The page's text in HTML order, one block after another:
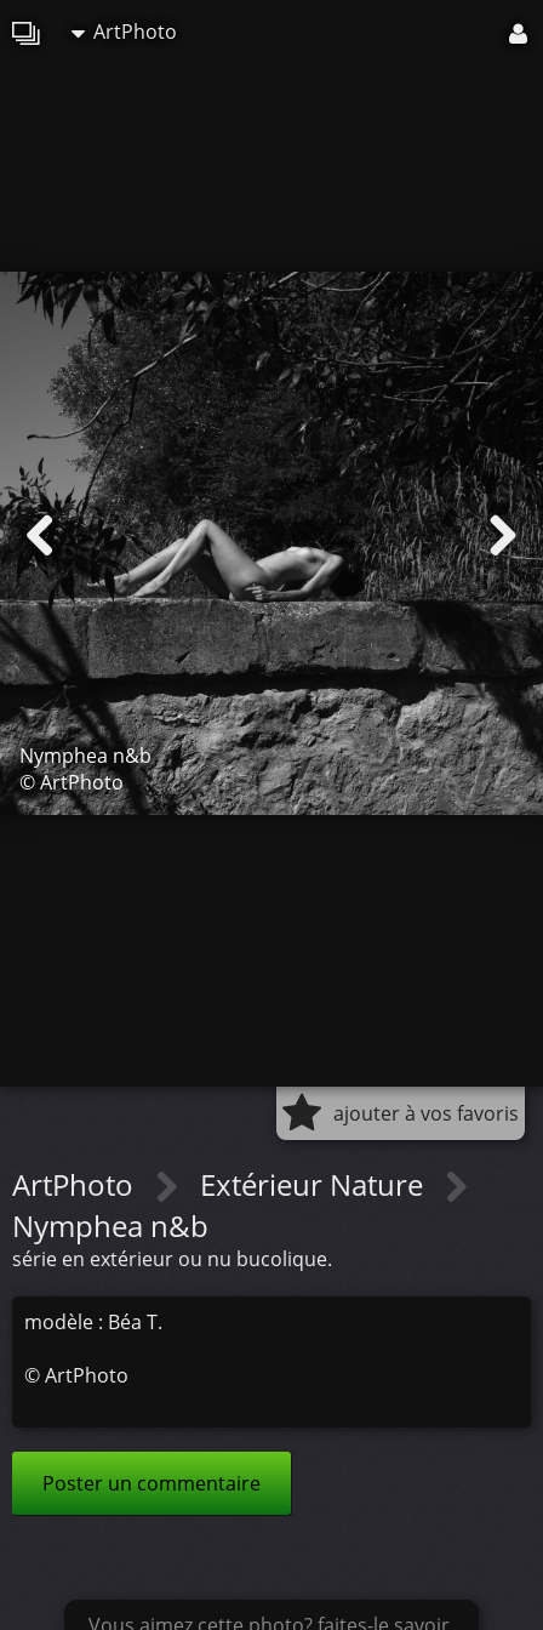
ArtPhoto
Nymphea n&b
© ArtPhoto
ajouter à vos favoris
ArtPhoto
Extérieur Nature
Nymphea n&b
série en extérieur ou nu bucolique.
modèle : Béa T.
©ArtPhoto
Poster un commentaire
Vous aimez cette photo? faites-le savoir.